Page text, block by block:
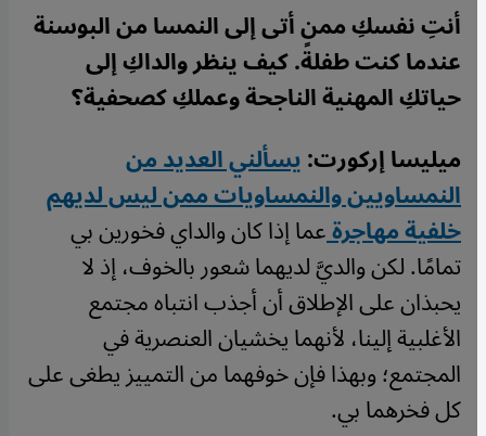
أنتِ نفسكِ ممن أتى إلى النمسا من البوسنة
عندما كنت طفلةً. كيف ينظر والداكِ إلى
حياتكِ المهنية الناجحة وعملكِ كصحفية؟
ميليسا إركورت:يسألني العديد من
النمساويين والنمساويات ممن ليس لديهم
خلفية مهاجرةعما إذا كان والداي فخورين بي
تمامًا. لكن والديَّ لديهما شعور بالخوف، إذ لا
يحبذان على الإطلاق أن أجذب انتباه مجتمع
الأغلبية إلينا، لأنهما يخشيان العنصرية في
المجتمع؛ وبهذا فإن خوفهما من التمييز يطغى على
كل فخرهما بي.